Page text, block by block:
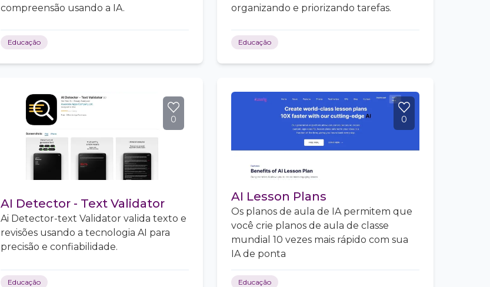
compreensão usando a IA.
Educação
organizando e priorizando tarefas.
Educação
0
AI Detector - Text Validator
Ai Detector-text Validator valida texto e
revisões usando a tecnologia AI para
precisão e confiabilidade.
Educação
0
AI Lesson Plans
Os planos de aula de IA permitem que
você crie planos de aula de classe
mundial 10 vezes mais rápido com sua
IA de ponta
Educação